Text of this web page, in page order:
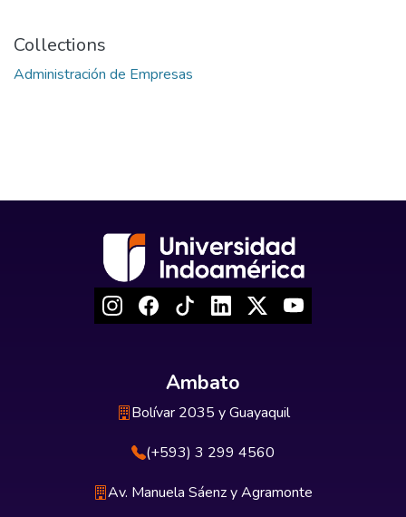
Collections
Administración de Empresas
Ambato
Bolívar 2035 y Guayaquil
(+593) 3 299 4560
Av. Manuela Sáenz y Agramonte